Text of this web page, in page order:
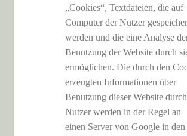
„Cookies“, Textdateien, die auf
Computer der Nutzer
werden und die eine Analyse
Benutzung der Website durch
ermöglichen. Die durch den
erzeugten Informationen über
Benutzung dieser Website
Nutzer werden in der Regel an
einen Server von Google in den